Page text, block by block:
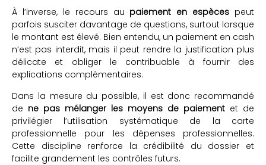
À l’inverse, le recours au paiement en espèces peut
parfois susciter davantage de questions, surtout lorsque
le montant est élevé. Bien entendu, un paiement en cash
n’est pas interdit, mais il peut rendre la justification plus
délicate et obliger le contribuable à fournir des
explications complémentaires.
Dans la mesure du possible, il est donc recommandé
de ne pas mélanger les moyens de paiement et de
privilégier l’utilisation systématique de la carte
professionnelle pour les dépenses professionnelles.
Cette discipline renforce la crédibilité du dossier et
facilite grandement les contrôles futurs.